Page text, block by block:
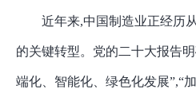
近年来,中国制造业正经历
的关键转型。党的二十大报告
端化、智能化、绿色化发展”,“